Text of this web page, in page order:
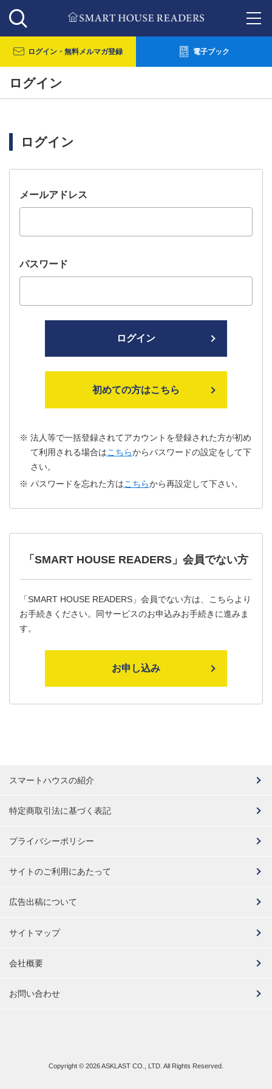
ログイン・ 無料メルマガ登録 電子ブック
ログイン
ログイン
メールアドレス
パスワード
ログイン
初めての方はこちら
法人等で一括登録されてアカウントを登録された方が初め
て利用される場合はこちらからパスワードの設定をして下
さい。
パスワードを忘れた方はこちらから再設定して下さい。
「SMART HOUSE READERS」 会員でない方
「SMART HOUSE READERS」会員でない方は、こちらより
お手続きください。同サービスのお申込みお手続きに進みま
す。
お申し込み
スマートハウスの紹介
特定商取引法に基づく表記
プライバシーポリシー
サイトのご利用にあたって
広告出稿について
サイトマップ
会社概要
お問い合わせ
Copyright © 2026 ASKLAST CO., LTD. All Rights Reserved.